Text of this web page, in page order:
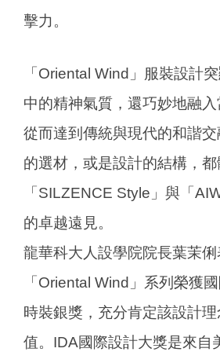
擊力。
「Oriental Wind」服裝設計
中的精神氣質，還巧妙地融入
從而達到傳統與現代的和諧
的選材，或是設計的結構，都
「SILZENCE Style」與「
的卓越遠見。
龍華科大人設學院院長葉茉
「Oriental Wind」系列榮獲
時裝銀獎，充分肯定該設計
值。IDA國際設計大獎是來自